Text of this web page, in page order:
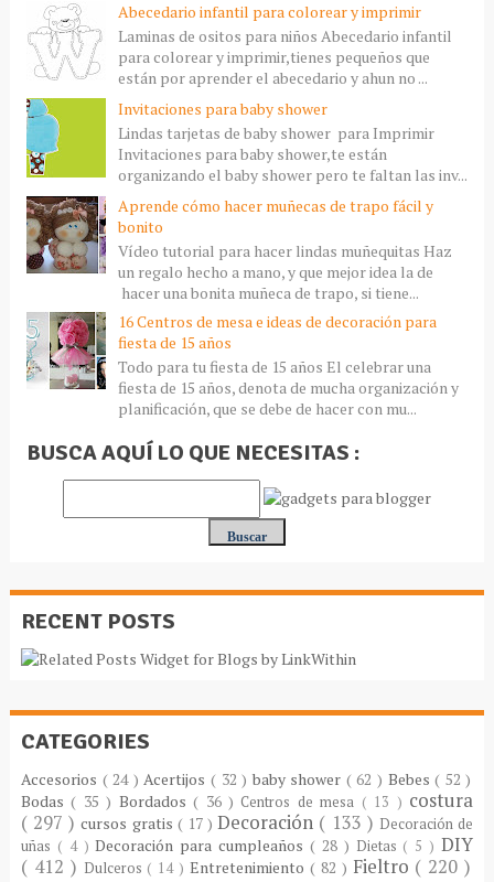
Abecedario infantil para colorear y imprimir
Laminas de ositos para niños Abecedario infantil
para colorear y imprimir,tienes pequeños que
están por aprender el abecedario y ahun no ...
Invitaciones para baby shower
Lindas tarjetas de baby shower para Imprimir
Invitaciones para baby shower,te están
organizando el baby shower pero te faltan las inv...
Aprende cómo hacer muñecas de trapo fácil y
bonito
Vídeo tutorial para hacer lindas muñequitas Haz
un regalo hecho a mano, y que mejor idea la de
hacer una bonita muñeca de trapo, si tiene...
16 Centros de mesa e ideas de decoración para
fiesta de 15 años
Todo para tu fiesta de 15 años El celebrar una
fiesta de 15 años, denota de mucha organización y
planificación, que se debe de hacer con mu...
BUSCA AQUÍ LO QUE NECESITAS :
RECENT POSTS
CATEGORIES
Accesorios ( 24 ) Acertijos ( 32 ) baby shower ( 62 ) Bebes( 52 )
Bodas( 35 ) Bordados( 36 ) Centros de mesa ( 13 ) costura
( 297 )cursos gratis ( 17 )Decoración ( 133 ) Decoración de
uñas ( 4 )Decoración para cumpleaños( 28 ) Dietas ( 5 )DIY
( 412 ) Dulceros ( 14 )Entretenimiento ( 82 ) Fieltro ( 220 )